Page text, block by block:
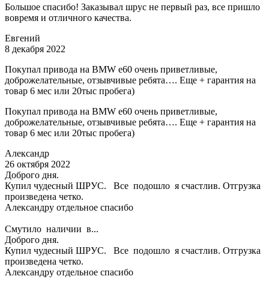
Большое спасибо! Заказывал шрус не первый раз, все пришло
вовремя и отличного качества.
Евгений
8 декабря 2022
Покупал привода на BMW e60 очень приветливые,
доброжелательные, отзывчивые ребята…. Еще + гарантия на
товар 6 мес или 20тыс пробега)
Покупал привода на BMW e60 очень приветливые,
доброжелательные, отзывчивые ребята…. Еще + гарантия на
товар 6 мес или 20тыс пробега)
Александр
26 октября 2022
Доброго дня.
Купил чудесный ШРУС. Все подошло я счастлив. Отгрузка
произведена четко.
Александру отдельное спасибо
Смутило наличии в...
Доброго дня.
Купил чудесный ШРУС. Все подошло я счастлив. Отгрузка
произведена четко.
Александру отдельное спасибо